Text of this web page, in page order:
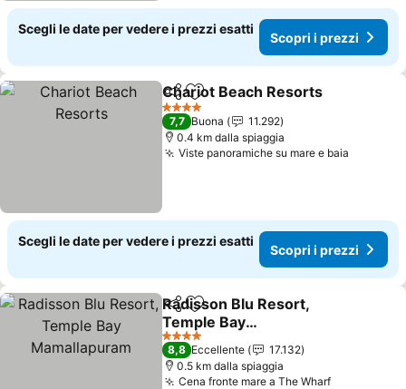
Scegli le date per vedere i prezzi esatti
Scopri i prezzi
CondividiAggiungi ai preferiti
Chariot Beach Resorts
4 Stelle
7,7 Buona
11.292
0.4 km dalla spiaggia
Viste panoramiche su mare e baia
Scegli le date per vedere i prezzi esatti
Scopri i prezzi
CondividiAggiungi ai preferiti
Radisson Blu Resort,
Temple Bay
Mamallapuram
4 Stelle
8,8 Eccellente
17.132
0.5 km dalla spiaggia
Cena fronte mare a The Wharf